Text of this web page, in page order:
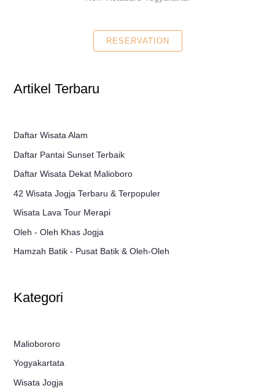
RESERVATION
Artikel Terbaru
Daftar Wisata Alam
Daftar Pantai Sunset Terbaik
Daftar Wisata Dekat Malioboro
42 Wisata Jogja Terbaru & Terpopuler
Wisata Lava Tour Merapi
Oleh - Oleh Khas Jogja
Hamzah Batik - Pusat Batik & Oleh-Oleh
Kategori
Maliobororo
Yogyakartata
Wisata Jogja